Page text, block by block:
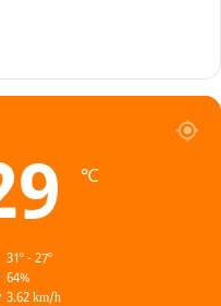
℃
31º - 27º
64%
3.62 km/h